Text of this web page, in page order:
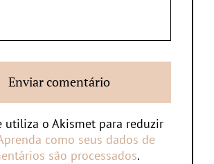
utiliza o Akismet para reduzir
como seus dados de
são processados.